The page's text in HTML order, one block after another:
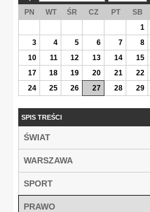
PN WT ŚR CZ PT SB
1
3
4 5 6 7 8
10
11 12 13 14 15
17
18 19 20 21 22
24
25 26 27 28 29
SPIS TREŚCI
ŚWIAT
WARSZAWA
SPORT
PRAWO